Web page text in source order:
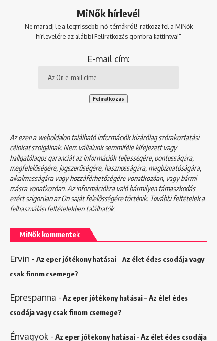
MiNők hírlevél
Ne maradj le a legfrissebb női témákról! Iratkozz fel a MiNők
hírlevelére az alábbi Feliratkozás gombra kattintva!"
E-mail cím:
Az ezen a weboldalon található információk kizárólag szórakoztatási
célokat szolgálnak. Nem vállalunk semmiféle kifejezett vagy
hallgatólagos garanciát az információk teljességére, pontosságára,
megfelelőségére, jogszerűségére, hasznosságára, megbízhatóságára,
alkalmasságára vagy hozzáférhetőségére vonatkozóan, vagy bármi
másra vonatkozóan. Az információkra való bármilyen támaszkodás
ezért szigorúan az Ön saját felelősségére történik. További feltételek a
felhasználási feltételekbentalálhatók.
MiNők kommentek
Ervin - Az eper jótékony hatásai – Az élet édes csodája vagy
csak finom csemege?
Eprespanna - Az eper jótékony hatásai – Az élet édes
csodája vagy csak finom csemege?
Énvagyok - Az eper jótékony hatásai – Az élet édes csodája